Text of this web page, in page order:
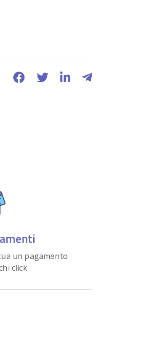
un pagamento
click